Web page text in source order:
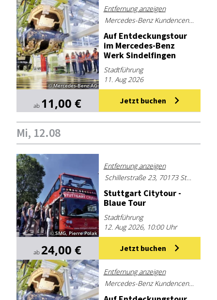
© Mercedes-Benz AG
Entfernung anzeigen
Mercedes-Benz Kundencenter Sindelfingen
Auf Ent­de­ckungs­tour
im Mer­ce­des-Benz
Werk Sin­del­fin­gen
Stadtführung
11. Aug 2026
ab 11,00 € Jetzt buchen
Mi, 12.08
© SMG, Pierre Polak
Entfernung anzeigen
Schillerstraße 23, 70173 Stuttgart
Stutt­gart Ci­ty­tour -
Blaue Tour
Stadtführung
12. Aug 2026, 10:00 Uhr
ab 24,00 € Jetzt buchen
Entfernung anzeigen
Mercedes-Benz Kundencenter Sindelfingen